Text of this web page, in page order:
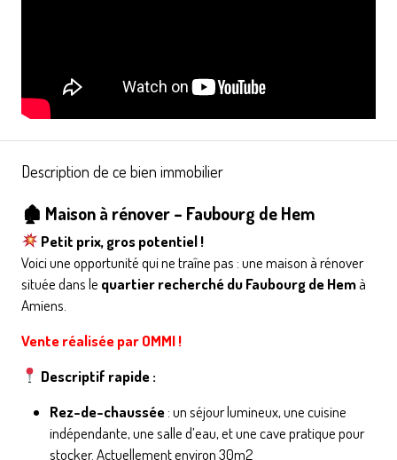
Description de ce bien immobilier
🏚 Maison à rénover – Faubourg de Hem
Petit prix, gros potentiel !
Voici une opportunité qui ne traîne pas : une maison à rénover
située dans le quartier recherché du Faubourg de Hemà
Amiens.
Vente réalisée par OMMI !
Descriptif rapide :
Rez-de-chaussée: un séjour lumineux, une cuisine
indépendante, une salle d’eau, et une cave pratique pour
stocker. Actuellement environ 30m2